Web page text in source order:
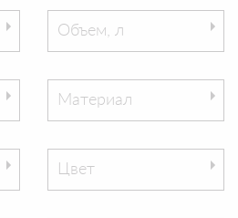
Объем, л
Материал
Цвет